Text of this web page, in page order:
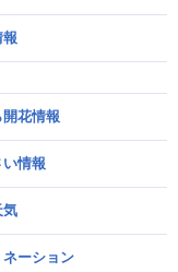
開花情報
い情報
気
ネーション